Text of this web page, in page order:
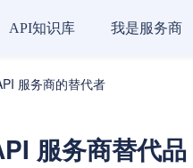
API知识库 我是服务商
服务商的替代者
服务商替代品